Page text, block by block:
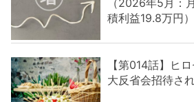
（2026年5月：
積利益19.8万円）
【第014話】ヒ
大反省会招待さ